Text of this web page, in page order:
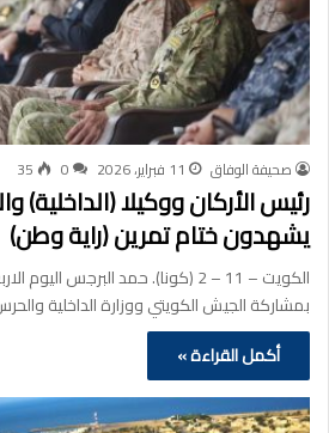
صحيفة الوفاق 11 فبراير، 2026 0
35
رئيس الأركان ووكيلا (الداخلية)
يشهدون ختام تمرين (راية وطن)
الكويت – 11 – 2 (كونا). حمد البرجس
بمشاركة الجيش الكويتي ووزارة الداخلية
أكمل القراءة »